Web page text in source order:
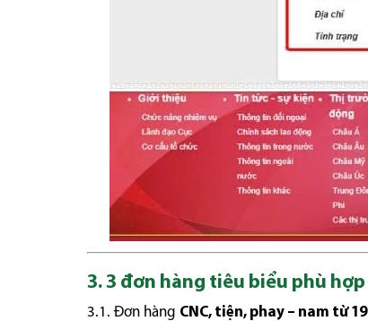
3. 3 đơn hàng tiêu biểu phù
3.1. Đơn hàng CNC, tiện, phay – nam từ